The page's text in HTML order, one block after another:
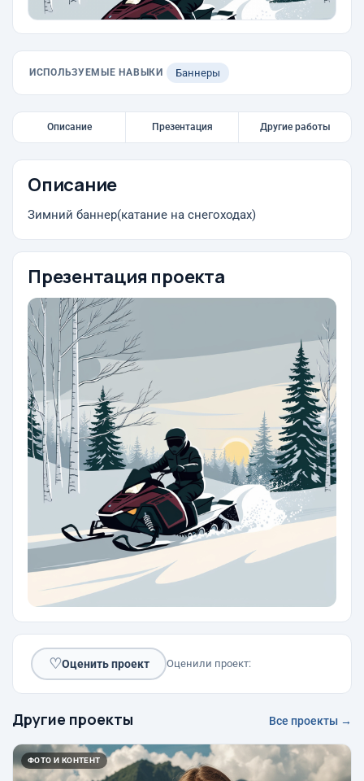
ИСПОЛЬЗУЕМЫЕ НАВЫКИ Баннеры
Описание Презентация Другие работы
Описание
Зимний баннер(катание на снегоходах)
Презентация проекта
♡Оценить проект Оценили проект:
Другие проекты Все проекты →
ФОТО И КОНТЕНТ